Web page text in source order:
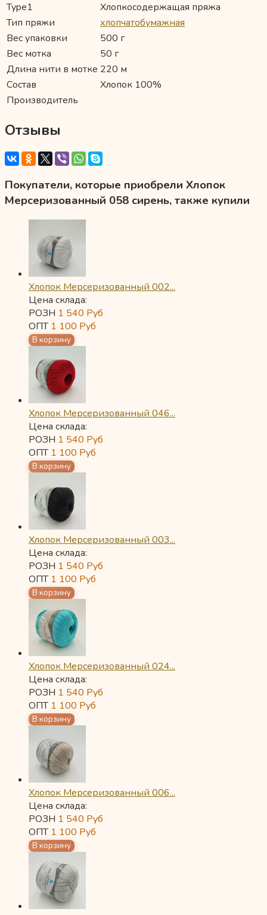
Type1
Хлопкосодержащая пряжа
Тип пряжи
хлопчатобумажная
Вес упаковки
500 г
Вес мотка
50 г
Длина нити в мотке 220 м
Состав
Хлопок 100%
Производитель
Отзывы
Покупатели, которые приобрели Хлопок
Мерсеризованный 058 сирень, также купили
Хлопок Мерсеризованный 002...
Цена склада:
РОЗН 1 540 Руб
ОПТ 1 100 Руб
Хлопок Мерсеризованный 046...
Цена склада:
РОЗН 1 540 Руб
ОПТ 1 100 Руб
Хлопок Мерсеризованный 003...
Цена склада:
РОЗН 1 540 Руб
ОПТ 1 100 Руб
Хлопок Мерсеризованный 024...
Цена склада:
РОЗН 1 540 Руб
ОПТ 1 100 Руб
Хлопок Мерсеризованный 006...
Цена склада:
РОЗН 1 540 Руб
ОПТ 1 100 Руб